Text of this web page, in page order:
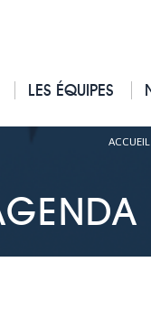
LES ÉQUIPES
ACCUEIL